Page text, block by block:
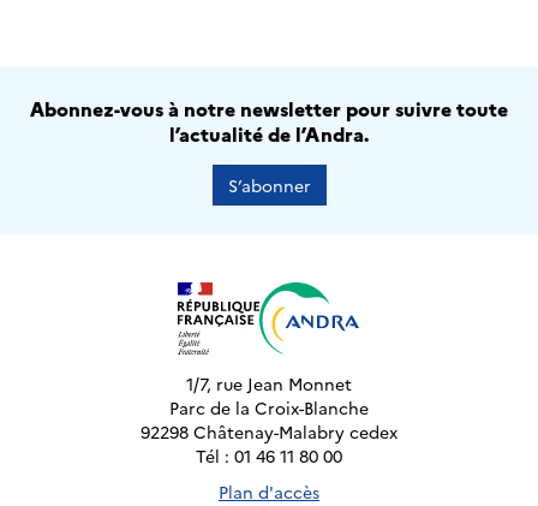
Abonnez-vous à notre newsletter pour suivre toute
l’actualité de l’Andra.
S’abonner
1/7, rue Jean Monnet
Parc de la Croix-Blanche
92298 Châtenay-Malabry cedex
Tél : 01 46 11 80 00
Plan d'accès